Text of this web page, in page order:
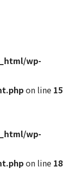
wp-
on line 15
wp-
on line 18